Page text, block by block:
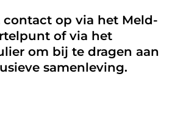
contact op via het Meld-
of via het
om bij te dragen aan
samenleving.